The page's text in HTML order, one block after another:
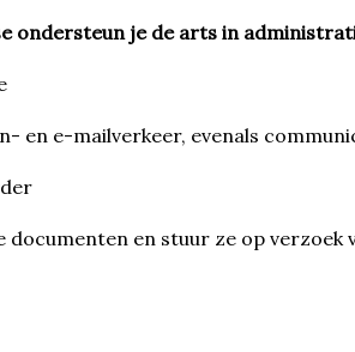
ondersteun je de arts in
en e-mailverkeer, evenals
documenten en stuur ze op verzoek